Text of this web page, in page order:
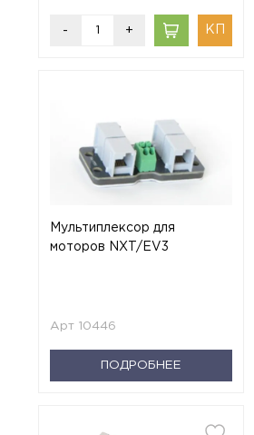
- +
Мультиплексор для
моторов NXT/EV3
Арт 10446
ПОДРОБНЕЕ